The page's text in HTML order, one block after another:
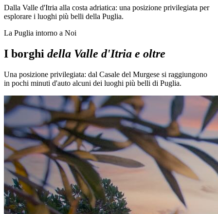
Dalla Valle d'Itria alla costa adriatica: una posizione privilegiata per
esplorare i luoghi più belli della Puglia.
La Puglia intorno a Noi
I borghi della Valle d'Itria e oltre
Una posizione privilegiata: dal Casale del Murgese si raggiungono
in pochi minuti d'auto alcuni dei luoghi più belli di Puglia.